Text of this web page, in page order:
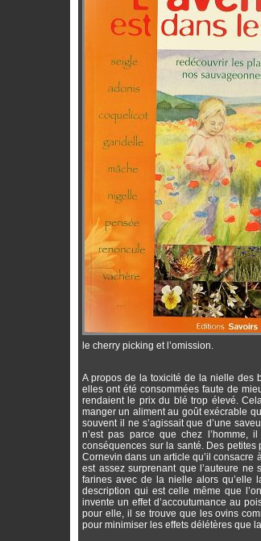
le cherry picking et l’omission.
A propos de la toxicité de la nielle des
elles ont été consommées faute de
rendaient le prix du blé trop élevé.
manger un aliment au goût exécrable
souvent il ne s’agissait que d’une
n’est pas parce que chez l’homme,
conséquences sur la santé. Des
Cornevin dans un article qu’il consacre
est assez surprenant que l’auteure
farines avec de la nielle alors qu’elle
description qui est celle même que
invente un effet d’accoutumance au
pour elle, il se trouve que les ovins
pour minimiser les effets délétères que